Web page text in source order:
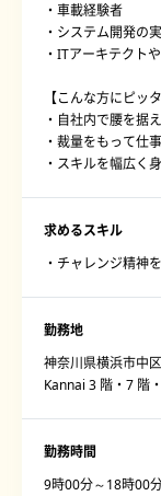
・車載経験者
・システム開発の
・ITアーキテクト
【こんな方にピッタ
・自社内で腰を据
・裁量をもって仕
・スキルを幅広く
求めるスキル
・チャレンジ精神
勤務地
神奈川県横浜市中
Kannai 3 階・7 階
勤務時間
9時00分～18時00